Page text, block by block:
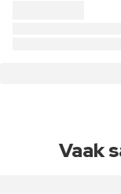
Vaak